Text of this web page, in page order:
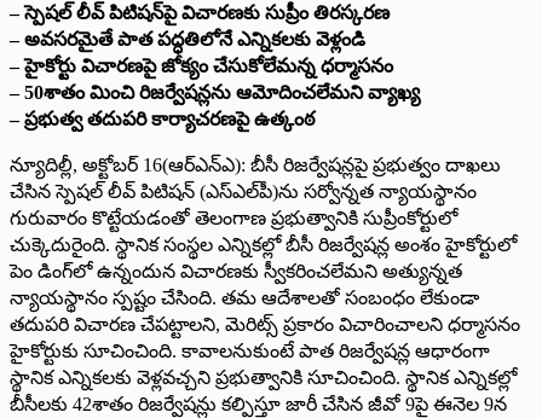
– స్పెషల్‌ లీవ్‌ పిటిషన్‌పై విచారణకు సుప్రీం తిరస్కరణ
– అవ‌స‌ర‌మైతే పాత ప‌ద్ధ‌తిలోనే ఎన్నిక‌ల‌కు వెళ్లండి
– హైకోర్టు విచారణపై జోక్యం చేసుకోలేమన్న ధర్మాసనం
– 50శాతం మించి రిజర్వేషన్లను ఆమోదించలేమని వ్యాఖ్య
– ప్రభుత్వ తదుపరి కార్యాచరణపై ఉత్కంఠ
న్యూదిల్లీ, అక్టోబర్‌ 16(ఆర్‌ఎన్‌ఎ): బీసీ రిజర్వేషన్లపై ప్రభుత్వం దాఖలు
చేసిన స్పెషల్‌ లీవ్‌ పిటిషన్‌ (ఎస్‌ఎల్‌పీ)ను సర్వోన్నత న్యాయస్థానం
గురువారం కొట్టేయడంతో తెలంగాణ ప్రభుత్వానికి సుప్రీంకోర్టులో
చుక్కెదురైంది. స్థానిక సంస్థల ఎన్నికల్లో బీసీ రిజర్వేషన్ల అంశం హైకోర్టులో
పెం డింగ్‌లో ఉన్నందున విచారణకు స్వీకరించలేమని అత్యున్నత
న్యాయస్థానం స్పష్టం చేసింది. తమ ఆదేశాలతో సంబంధం లేకుండా
తదుపరి విచారణ చేపట్టాలని, మెరిట్స్‌ ప్రకారం విచారించాలని ధర్మాసనం
హైకోర్టుకు సూచించింది. కావాలనుకుంటే పాత రిజర్వేషన్ల ఆధారంగా
స్థానిక ఎన్నికలకు వెళ్లవచ్చని ప్రభుత్వానికి సూచించింది. స్థానిక ఎన్నికల్లో
బీసీలకు 42శాతం రిజర్వేషన్లు కల్పిస్తూ జారీ చేసిన జీవో 9పై ఈనెల 9న